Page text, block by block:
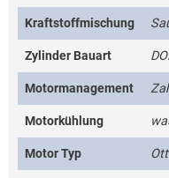
Kraftstoffmischung
Zylinder Bauart
Motormanagement
Motorkühlung
Motor Typ